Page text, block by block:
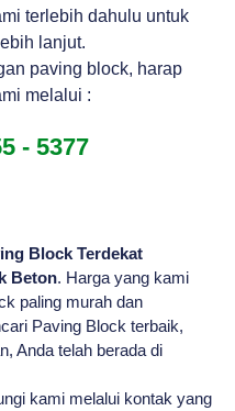
terlebih dahulu untuk
lanjut.
paving block, harap
melalui :
- 5377
Block Terdekat
Beton. Harga yang kami
paling murah dan
Paving Block terbaik,
Anda telah berada di
kami melalui kontak yang